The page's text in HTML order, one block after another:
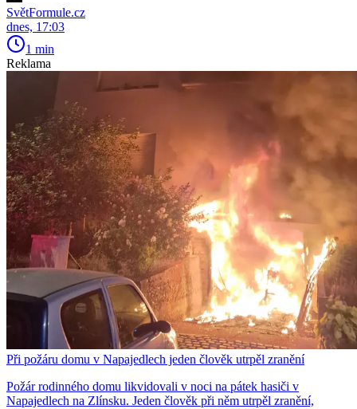
SvětFormule.cz
dnes, 17:03
1 min
Reklama
Při požáru domu v Napajedlech jeden člověk utrpěl zranění
Požár rodinného domu likvidovali v noci na pátek hasiči v
Napajedlech na Zlínsku. Jeden člověk při něm utrpěl zranění,